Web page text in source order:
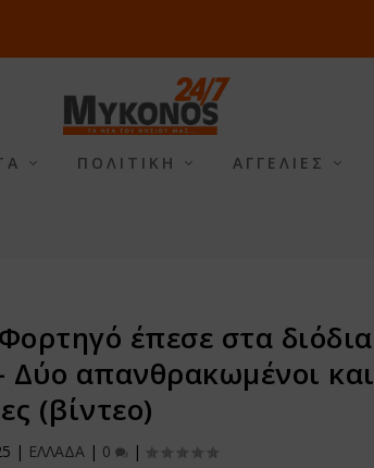
ΠΟΛΙΤΙΚΗ ΑΓΓΕΛΙΕΣ
έπεσε στα διόδια
Δύο απανθρακωμένοι και
(βίντεο)
| ΕΛΛΑΔΑ | 0 |